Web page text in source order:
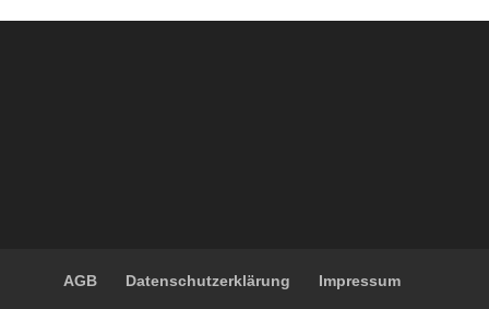
AGB Datenschutzerklärung Impressum